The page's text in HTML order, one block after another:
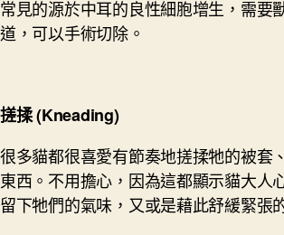
常見的源於中耳的良性細胞增生，需要
道，可以手術切除。
搓揉(Kneading)
很多貓都很喜愛有節奏地搓揉牠的被套
東西。不用擔心，因為這都顯示貓大人
留下牠們的氣味，又或是藉此舒緩緊張